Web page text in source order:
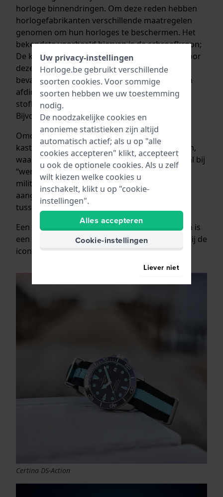
horloge binnendringen. Om deze reden hebben
horlogefabrikanten verschillende maatregelen
genomen om hun horloges te beschermen. Het
bekendste voorbeeld hiervan is de schroefkroon;
De kroon wordt in de kast geschroefd, waardoor
deze hermetisch wordt afgesloten. Daarnaast
bevatten kast en kroon verschillende zegels en
afdichtende ringen waardoor de water- en
stofbestendigheid verder wordt verhoogd.
Bijvoorbeeld het DS-systeem vanCertina
Omdat de kroon uitsteekt ten opzichte van de
kast kan je er ook gemakkelijk tegenaan stoten,
waardoor de kroon(pen) kan verbuigen. Vooral bij
“werkhorloges” zoals outdoor horloges of
militaire horloges zijn op de kast verhogingen
aangebracht waar de kroon dan beschermd
tussen zit. Bijvoorbeeld bij
Een derde manier om de kroon te beschermen is
een speciale hendel of afsluitende dop, zoals bij de
iconischeTW Steel Canteen.
Certina DS-Action
Uw privacy-instellingen
Horloge.be gebruikt verschillende
soorten cookies. Voor sommige
soorten hebben we uw toestemming
nodig.
De noodzakelijke cookies en
anonieme statistieken zijn altijd
automatisch actief; als u op "alle
cookies accepteren" klikt, accepteert
u ook de optionele cookies. Als u zelf
wilt kiezen welke cookies u
inschakelt, klikt u op "cookie-
instellingen".
Alles accepteren
Cookie-instellingen
Liever niet